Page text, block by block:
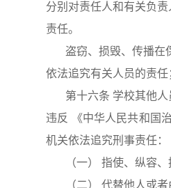
分别对责任人和有关负
责任。
盗窃、损毁、传播在
依法追究有关人员的责
第十六条 学校其他
违反 《中华人民共和国
机关依法追究刑事责任：
（一） 指使、纵容
（二） 代替他人或